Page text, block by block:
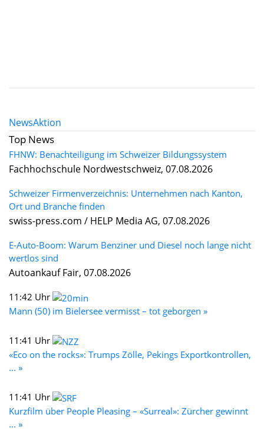
NewsAktion
Top News
FHNW: Benachteiligung im Schweizer Bildungssystem
Fachhochschule Nordwestschweiz, 07.08.2026
Schweizer Firmenverzeichnis: Unternehmen nach Kanton,
Ort und Branche finden
swiss-press.com / HELP Media AG, 07.08.2026
E-Auto-Boom: Warum Benziner und Diesel noch lange nicht
wertlos sind
Autoankauf Fair, 07.08.2026
11:42 Uhr
Mann (50) im Bielersee vermisst – tot geborgen »
11:41 Uhr
«Eco on the rocks»: Trumps Zölle, Pekings Exportkontrollen,
... »
11:41 Uhr
Kurzfilm über People Pleasing – «Surreal»: Zürcher gewinnt
... »